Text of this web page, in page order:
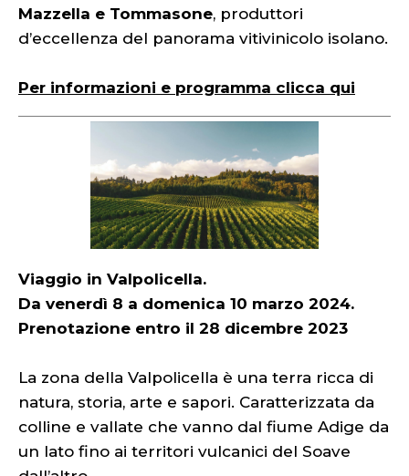
Mazzella e Tommasone, produttori
d’eccellenza del panorama vitivinicolo isolano.
Per informazioni e programma clicca qui
Viaggio in Valpolicella.
Da venerdì 8 a domenica 10 marzo 2024.
Prenotazione entro il 28 dicembre 2023
La zona della Valpolicella è una terra ricca di
natura, storia, arte e sapori. Caratterizzata da
colline e vallate che vanno dal fiume Adige da
un lato fino ai territori vulcanici del Soave